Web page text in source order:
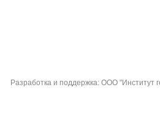
Разработка и поддержка: ООО "Институт